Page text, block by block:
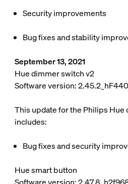
Security improvements
Bug fixes and stability
September 13, 2021
Hue dimmer switch v2
Software version:
This update for the Philips Hue
includes:
Bug fixes and security
Hue smart button